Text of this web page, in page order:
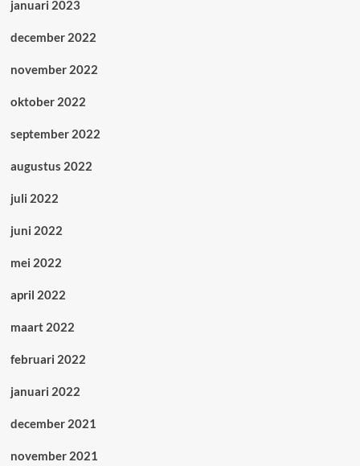
januari 2023
december 2022
november 2022
oktober 2022
september 2022
augustus 2022
juli 2022
juni 2022
mei 2022
april 2022
maart 2022
februari 2022
januari 2022
december 2021
november 2021